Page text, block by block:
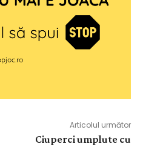
Articolul următor
Ciuperci umplute cu